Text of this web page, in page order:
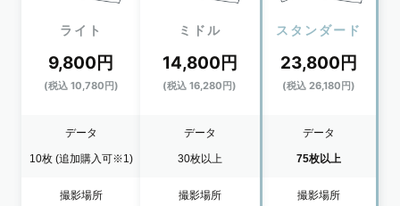
ライト
9,800円
(税込 10,780円)
データ
10枚 (追加購入可※1)
撮影場所
ミドル
14,800円
(税込 16,280円)
データ
30枚以上
撮影場所
スタンダード
23,800円
(税込 26,180円)
データ
75枚以上
撮影場所